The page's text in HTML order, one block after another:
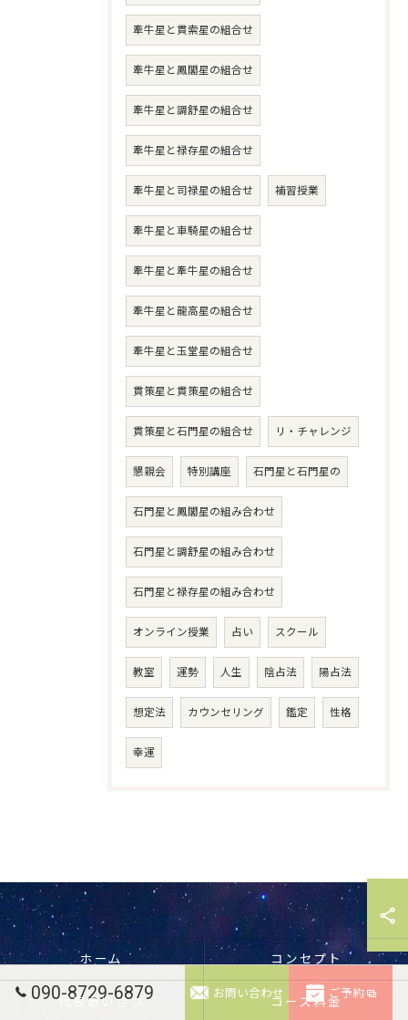
牽牛星と貫索星の組合せ
牽牛星と鳳閣星の組合せ
牽牛星と調舒星の組合せ
牽牛星と禄存星の組合せ
牽牛星と司禄星の組合せ 補習授業
牽牛星と車騎星の組合せ
牽牛星と牽牛星の組合せ
牽牛星と龍高星の組合せ
牽牛星と玉堂星の組合せ
貫策星と貫策星の組合せ
貫策星と石門星の組合せ リ・チャレンジ
懇親会 特別講座 石門星と石門星の
石門星と鳳閣星の組み合わせ
石門星と調舒星の組み合わせ
石門星と禄存星の組み合わせ
オンライン授業 占い スクール
教室 運勢 人生 陰占法 陽占法
想定法 カウンセリング 鑑定 性格
幸運
090-8729-6879 お問い合わせ ご予約
ホーム コンセプト
代表あいさつ コース料金